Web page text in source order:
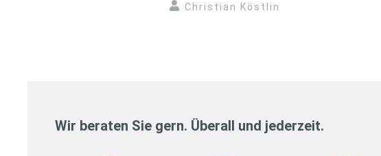
Christian Köstlin
Wir beraten Sie gern. Überall und jederzeit.